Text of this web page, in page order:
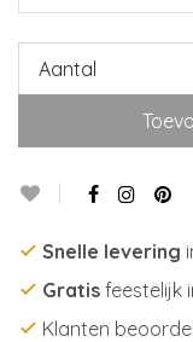
Aantal
Snelle levering
Gratis feestelijk
Klanten